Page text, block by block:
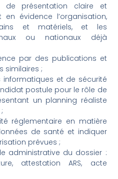
de présentation claire et
en évidence l’organisation,
et matériels, et les
ou nationaux déjà
par des publications et
similaires ;
informatiques et de sécurité
postule pour le rôle de
un planning réaliste
réglementaire en matière
de santé et indiquer
prévues ;
administrative du dossier :
attestation ARS, acte